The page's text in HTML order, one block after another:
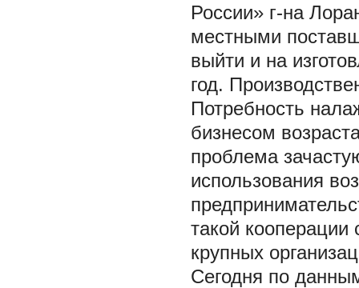
России» г-на
местными
выйти и на
год.
Потребность
бизнесом
проблема
использования
такой
крупных
Сегодня по